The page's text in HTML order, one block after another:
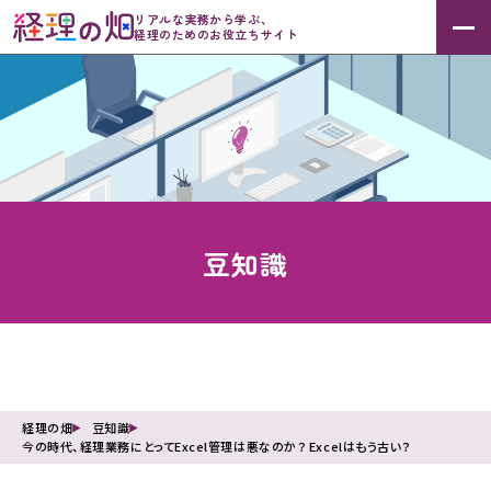
リアルな実務から学ぶ、
経理のためのお役立ちサイト
豆知識
経理の畑
豆知識
今の時代、経理業務にとってExcel管理は悪なのか？ Excelはもう古い？